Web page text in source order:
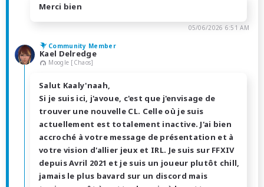
Merci bien
05/06/2026 6:51 AM
Community Member
Kael Delredge
Moogle [Chaos]
Salut Kaaly'naah,
Si je suis ici, j'avoue, c'est que j'envisage de
trouver une nouvelle CL. Celle où je suis
actuellement est totalement inactive. J'ai bien
accroché à votre message de présentation et à
votre vision d'allier jeux et IRL. Je suis sur FFXIV
depuis Avril 2021 et je suis un joueur plutôt chill,
jamais le plus bavard sur un discord mais